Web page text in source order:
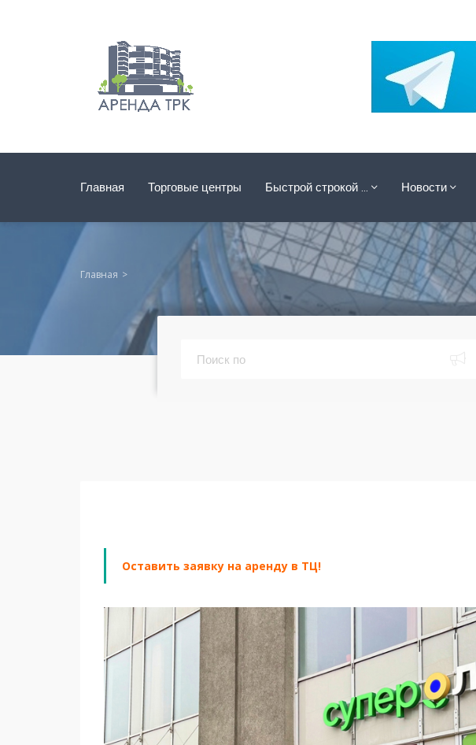
Главная Торговые центры Быстрой строкой … Новости
Главная
Оставить заявку на аренду в ТЦ!